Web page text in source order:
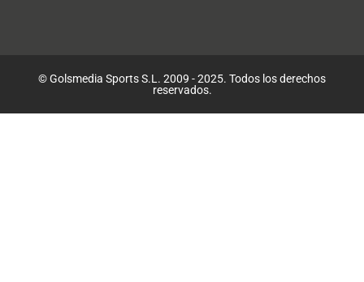
© Golsmedia Sports S.L. 2009 - 2025. Todos los derechos
reservados.